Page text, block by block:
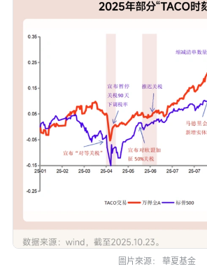
圖片來源： 華夏基金